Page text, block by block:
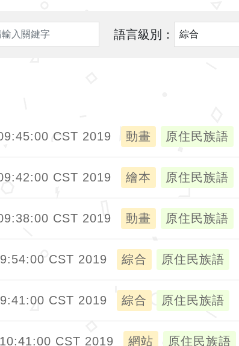
語言級別：
CST 2019 動畫 原住民族語
CST 2019 繪本 原住民族語
CST 2019 動畫 原住民族語
CST 2019 綜合 原住民族語
CST 2019 綜合 原住民族語
CST 2019 網站 原住民族語